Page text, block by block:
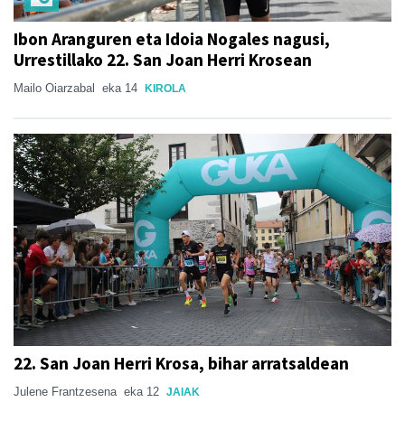
Ibon Aranguren eta Idoia Nogales nagusi,
Urrestillako 22. San Joan Herri Krosean
Mailo Oiarzabal eka 14 KIROLA
22. San Joan Herri Krosa, bihar arratsaldean
Julene Frantzesena eka 12 JAIAK